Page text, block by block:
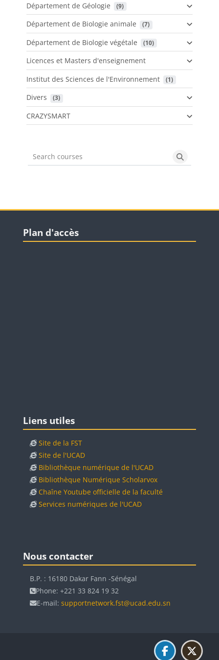
Département de Géologie (9)
Département de Biologie animale (7)
Département de Biologie végétale (10)
Licences et Masters d'enseignement
Institut des Sciences de l'Environnement
(1)
Divers (3)
CRAZYSMART
Search courses Search
Blocs
Plan d'accès
Blocs
Liens utiles
Site de la FST
Site de l'UCAD
Bibliothèque numérique de l'UCAD
Bibliothèque Numérique Scholarvox
Chaîne Youtube officielle de la faculté
Services numériques de l'UCAD
Blocs
Nous contacter
B.P. : 16180 Dakar Fann -Sénégal
Phone: +221 33 824 19 32
E-mail: supportnetwork.fst@ucad.edu.sn